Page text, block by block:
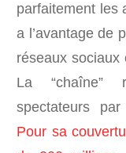
parfaitement les
a l’avantage de
réseaux sociaux
La “chaîne”
spectateurs
Pour sa